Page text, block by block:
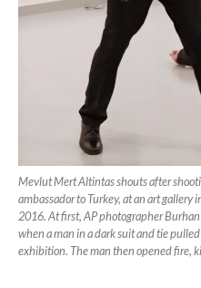
Mevlut Mert Altintas shouts after
ambassador to Turkey, at an art gallery
2016. At first, AP photographer
when a man in a dark suit and tie
exhibition. The man then opened fire,